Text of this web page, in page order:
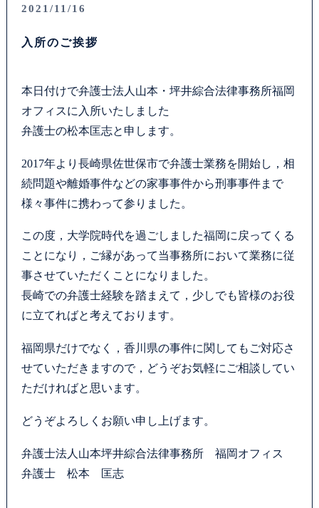
2021/11/16
入所のご挨拶
本日付けで弁護士法人山本・坪井綜合法律事務所福岡
オフィスに入所いたしました
弁護士の松本匡志と申します。
2017年より長崎県佐世保市で弁護士業務を開始し，相
続問題や離婚事件などの家事事件から刑事事件まで
様々事件に携わって参りました。
この度，大学院時代を過ごしました福岡に戻ってくる
ことになり，ご縁があって当事務所において業務に従
事させていただくことになりました。
長崎での弁護士経験を踏まえて，少しでも皆様のお役
に立てればと考えております。
福岡県だけでなく，香川県の事件に関してもご対応さ
せていただきますので，どうぞお気軽にご相談してい
ただければと思います。
どうぞよろしくお願い申し上げます。
弁護士法人山本坪井綜合法律事務所 福岡オフィス
弁護士 松本 匡志